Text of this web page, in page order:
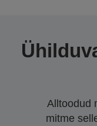
Alltoodud
mitme